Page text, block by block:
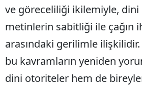
ve göreceliliği ikilemiyle, dini
metinlerin sabitliği ile çağın
arasındaki gerilimle
bu kavramların yeniden
dini otoriteler hem de